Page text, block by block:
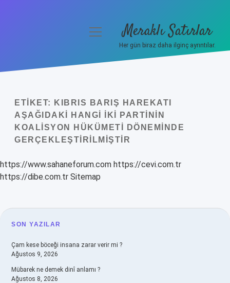
Yasal Uyarı
Hakkımızda
menüyü
Meraklı Satırlar
Her gün biraz daha ilginç ayrıntılar.
ETIKET:
KIBRIS BARIŞ HAREKATI
AŞAĞIDAKI HANGI IKI PARTININ
KOALISYON HÜKÜMETI DÖNEMINDE
GERÇEKLEŞTIRILMIŞTIR
https://www.sahaneforum.com https://cevi.com.tr
https://dibe.com.tr Sitemap
SIDEBAR
SON YAZILAR
Çam kese böceği insana zarar verir mi ?
Ağustos 9, 2026
Mübarek ne demek dinî anlamı ?
Ağustos 8, 2026